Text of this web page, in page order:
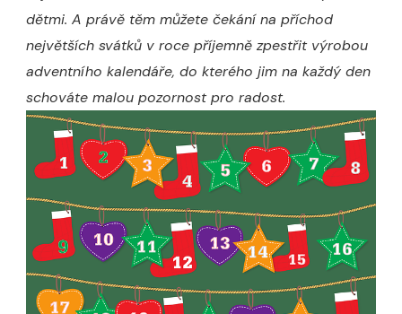
dětmi. A právě těm můžete čekání na příchod
největších svátků v roce příjemně zpestřit výrobou
adventního kalendáře, do kterého jim na každý den
schováte malou pozornost pro radost.